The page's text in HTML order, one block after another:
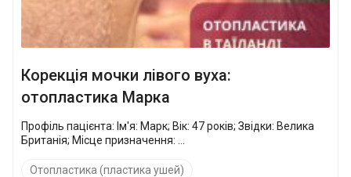
Корекція мочки лівого вуха:
отопластика Марка
Профіль пацієнта: Ім'я: Марк; Вік: 47 років; Звідки: Велика
Британія; Місце призначення: ...
Отопластика (пластика ушей)